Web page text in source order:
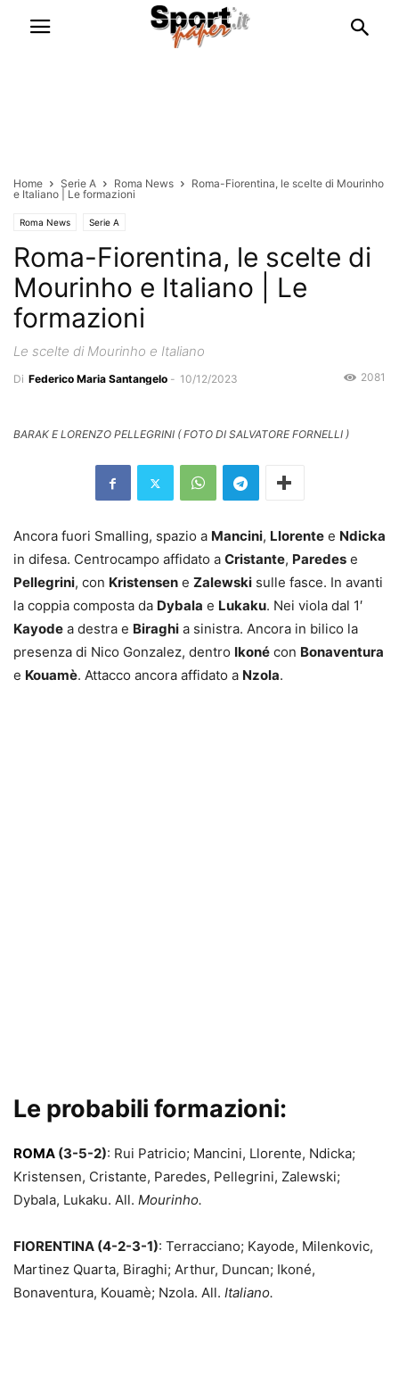
Home Serie A Roma News
Roma-Fiorentina, le scelte di Mourinho
e Italiano | Le formazioni
Roma News Serie A
Roma-Fiorentina, le scelte di
Mourinho e Italiano | Le
formazioni
Le scelte di Mourinho e Italiano
Di Federico Maria Santangelo - 10/12/2023 2081
BARAK E LORENZO PELLEGRINI ( FOTO DI SALVATORE FORNELLI )
Ancora fuori Smalling, spazio a Mancini, Llorente e Ndicka
in difesa. Centrocampo affidato a Cristante, Paredes e
Pellegrini, con Kristensen e Zalewski sulle fasce. In avanti
la coppia composta da Dybala e Lukaku. Nei viola dal 1′
Kayode a destra e Biraghi a sinistra. Ancora in bilico la
presenza di Nico Gonzalez, dentro Ikoné con Bonaventura
e Kouamè. Attacco ancora affidato a Nzola.
Le probabili formazioni:
ROMA (3-5-2): Rui Patricio; Mancini, Llorente, Ndicka;
Kristensen, Cristante, Paredes, Pellegrini, Zalewski;
Dybala, Lukaku. All. Mourinho.
FIORENTINA (4-2-3-1): Terracciano; Kayode, Milenkovic,
Martinez Quarta, Biraghi; Arthur, Duncan; Ikoné,
Bonaventura, Kouamè; Nzola. All. Italiano.